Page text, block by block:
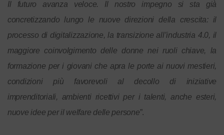
Il futuro avanza veloce. Il nostro impegno si sta già
concretizzando lungo le nuove direzioni della crescita: il
processo di digitalizzazione, la transizione all’industria 4.0, il
maggiore coinvolgimento delle donne nei ruoli chiave, la
formazione per i giovani che apra le porte ai nuovi mestieri,
condizioni più favorevoli al decollo di iniziative
imprenditoriali, ambienti ricettivi per i talenti, anche esteri,
nuove idee per il welfare delle persone”.